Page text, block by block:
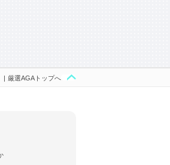
| 厳選AGAトップへ